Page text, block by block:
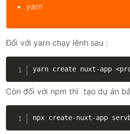
yarn
Đối với yarn chạy lệnh sau :
yarn create nuxt-app <
Còn đối với npm thì tạo dự án
npx create-nuxt-app